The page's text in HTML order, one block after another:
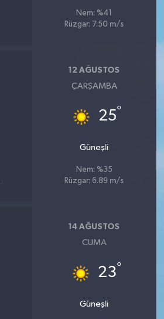
Nem: %41
Rüzgar: 7.50 m/s
12 AĞUSTOS
ÇARŞAMBA
25°
Güneşli
Nem: %35
Rüzgar: 6.89 m/s
14 AĞUSTOS
CUMA
23°
Güneşli